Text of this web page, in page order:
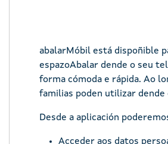
abalarMóbil está dispoñible
espazoAbalar dende o seu
forma cómoda e rápida. Ao
familias poden utilizar
Desde a aplicación
Acceder aos datos